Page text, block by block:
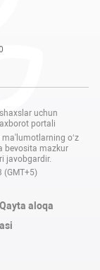
uchun
portali
ma'lumotlarning o‘z
bevosita mazkur
javobgardir.
(GMT+5)
Qayta aloqa